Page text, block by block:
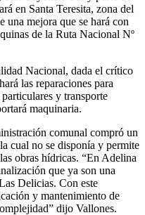
en Santa Teresita, zona del
una mejora que se hará con
de la Ruta Nacional Nº
Nacional, dada el crítico
las reparaciones para
y transporte
maquinaria.
comunal compró un
cual no se disponía y permite
obras hídricas. “En Adelina
que ya son una
Delicias. Con este
y mantenimiento de
dijo Vallones.